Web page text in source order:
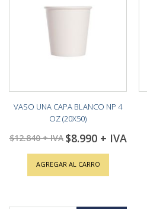
VASO UNA CAPA BLANCO NP 4
OZ (20X50)
$12.840
Special
Price
$8.990
AGREGAR AL CARRO